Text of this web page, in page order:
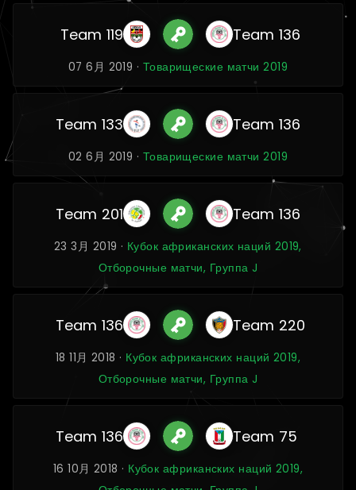
Team 119 Team 136
07 6月 2019 · Товарищеские матчи 2019
Team 133 Team 136
02 6月 2019 · Товарищеские матчи 2019
Team 201 Team 136
23 3月 2019 · Кубок африканских наций 2019,
Отборочные матчи, Группа J
Team 136 Team 220
18 11月 2018 · Кубок африканских наций 2019,
Отборочные матчи, Группа J
Team 136 Team 75
16 10月 2018 · Кубок африканских наций 2019,